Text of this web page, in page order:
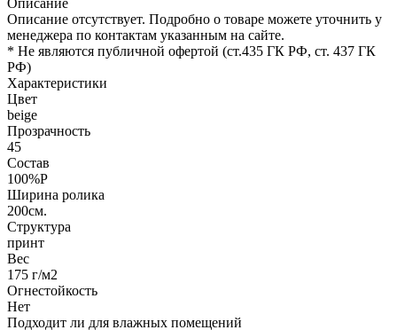
Описание отсутствует. Подробно о товаре можете уточнить у
менеджера по контактам указанным на сайте.
* Не являются публичной офертой (ст.435 ГК РФ, cт. 437 ГК
РФ)
Характеристики
Цвет
beige
Прозрачность
45
Состав
100%P
Ширина ролика
200см.
Структура
принт
Вес
175 г/м2
Огнестойкость
Нет
Подходит ли для влажных помещений